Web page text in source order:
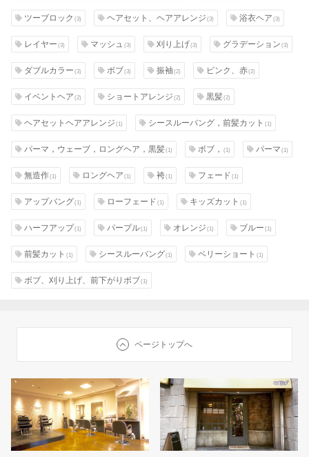
ツーブロック(3) ヘアセット、ヘアアレンジ(3) 浴衣ヘア(3)
レイヤー(3) マッシュ(3) 刈り上げ(3) グラデーション(3)
ダブルカラー(3) ボブ(3) 振袖(2) ピンク、赤(2)
イベントヘア(2) ショートアレンジ(2) 黒髪(2)
ヘアセットヘアアレンジ(1) シースルーバング，前髪カット(1)
パーマ，ウェーブ，ロングヘア，黒髪(1) ボブ，(1) パーマ(1)
無造作(1) ロングヘア(1) 袴(1) フェード(1)
アップバング(1) ローフェード(1) キッズカット(1)
ハーフアップ(1) パープル(1) オレンジ(1) ブルー(1)
前髪カット(1) シースルーバング(1) ベリーショート(1)
ボブ、刈り上げ、前下がりボブ(1)
ページトップへ